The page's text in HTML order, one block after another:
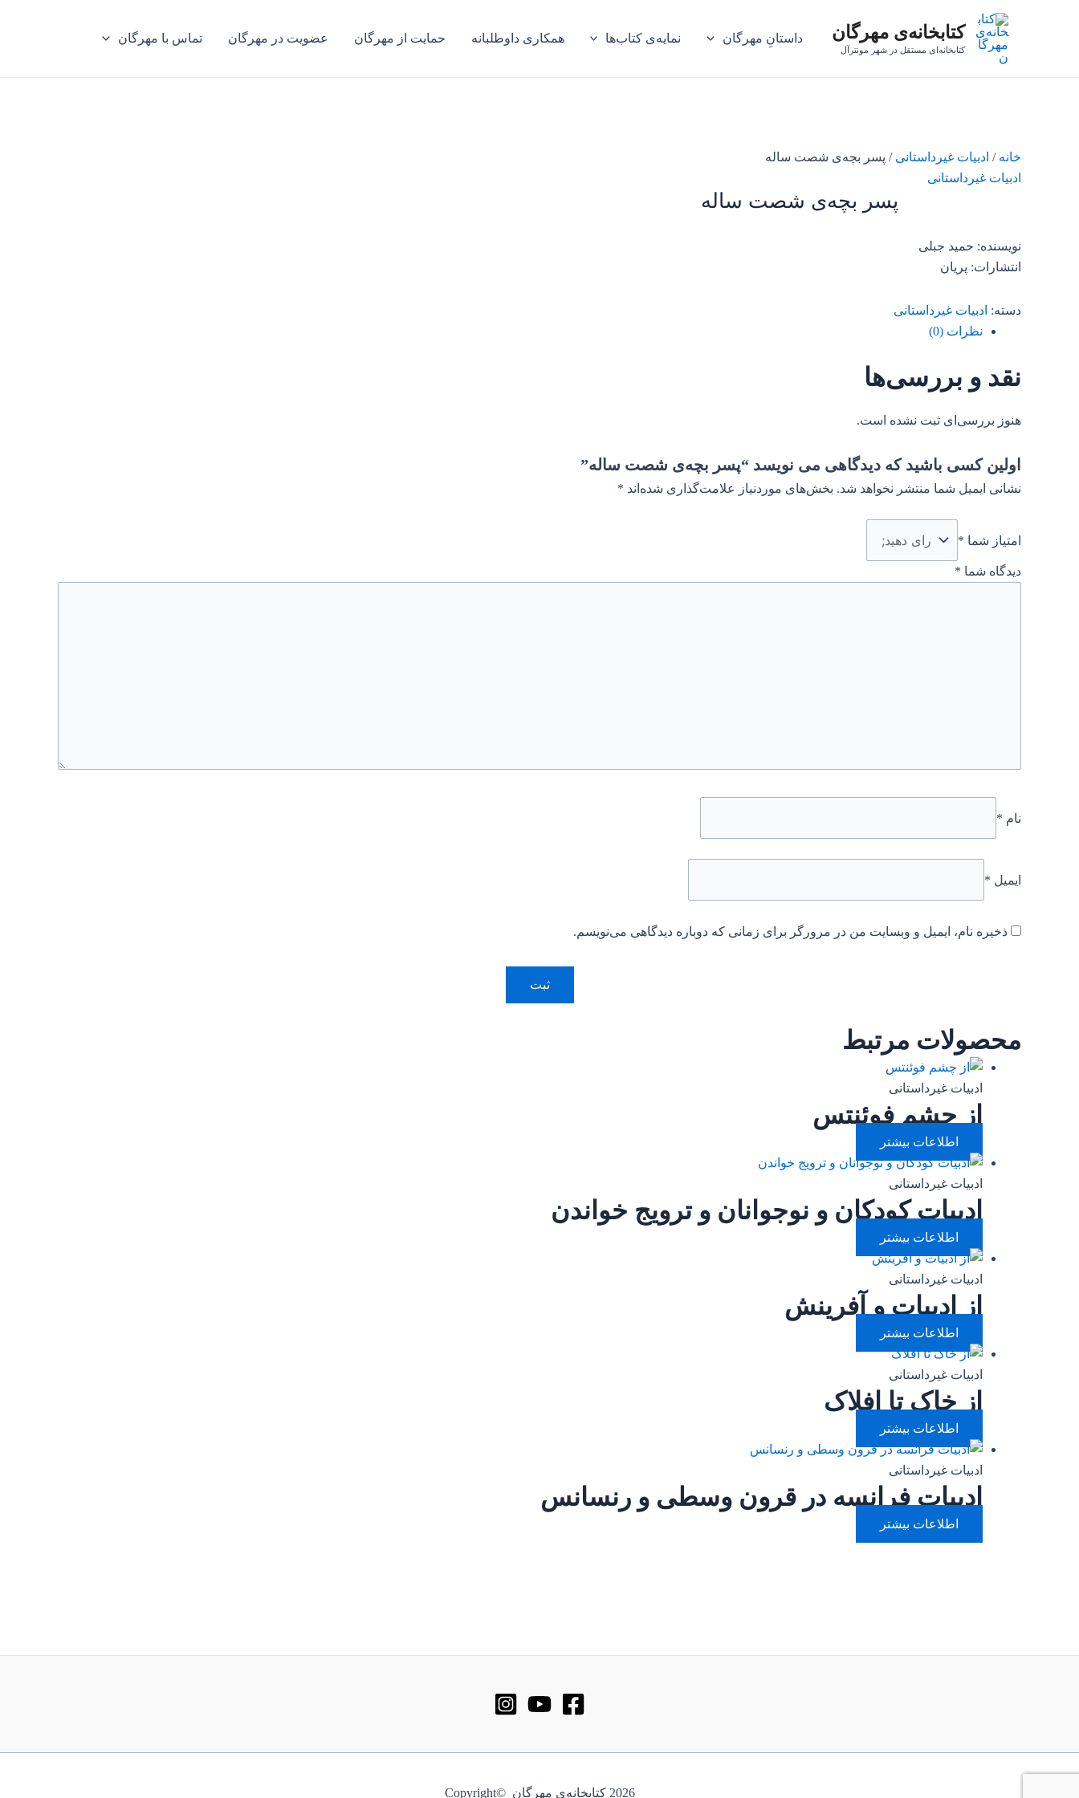
کتابخانه‌ی مهرگان
کتابخانه‌ای مستقل در شهر مونترآل
داستانِ مهرگان نمایه‌ی کتاب‌ها همکاری داوطلبانه حمایت از مهرگان عضویت در مهرگان تماس با مهرگان
خانه / ادبیات غیرداستانی / پسر بچه‌ی شصت ساله
ادبیات غیرداستانی
پسر بچه‌ی شصت ساله
نویسنده: حمید جبلی
انتشارات: پریان
دسته: ادبیات غیرداستانی
نظرات (0)
نقد و بررسی‌ها
هنوز بررسی‌ای ثبت نشده است.
اولین کسی باشید که دیدگاهی می نویسد “پسر بچه‌ی شصت ساله”
نشانی ایمیل شما منتشر نخواهد شد. بخش‌های موردنیاز علامت‌گذاری شده‌اند *
امتیاز شما *
دیدگاه شما *
نام *
ایمیل *
ذخیره نام، ایمیل و وبسایت من در مرورگر برای زمانی که دوباره دیدگاهی می‌نویسم.
محصولات مرتبط
ادبیات غیرداستانی
از چشم فوئنتس
اطلاعات بیشتر
ادبیات غیرداستانی
ادبیات کودکان و نوجوانان و ترویج خواندن
اطلاعات بیشتر
ادبیات غیرداستانی
از ادبیات و آفرینش
اطلاعات بیشتر
ادبیات غیرداستانی
از خاک تا افلاک
اطلاعات بیشتر
ادبیات غیرداستانی
ادبیات فرانسه در قرون وسطی و رنسانس
اطلاعات بیشتر
2026 کتابخانه‌ی مهرگان ©Copyright